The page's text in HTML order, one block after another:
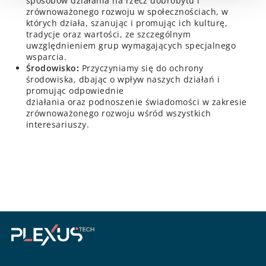
zrównoważonego rozwoju w społecznościach, w
których działa, szanując i promując ich kulturę,
tradycje oraz wartości, ze szczególnym
uwzględnieniem grup wymagających specjalnego
wsparcia.
Środowisko: Przyczyniamy się do ochrony
środowiska, dbając o wpływ naszych działań i
promując odpowiednie
działania oraz podnoszenie świadomości w zakresie
zrównoważonego rozwoju wśród wszystkich
interesariuszy.